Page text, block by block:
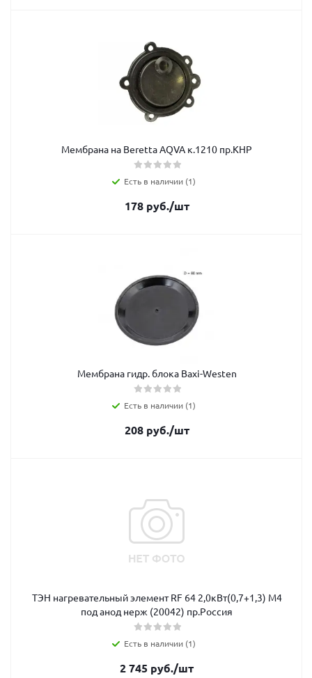
Мембрана на Beretta AQVA к.1210 пр.КНР
Есть в наличии (1)
178руб./шт
Мембрана гидр. блока Baxi-Westen
Есть в наличии (1)
208руб./шт
ТЭН нагревательный элемент RF 64 2,0кВт(0,7+1,3) М4
под анод нерж (20042) пр.Россия
Есть в наличии (1)
2 745 руб./шт